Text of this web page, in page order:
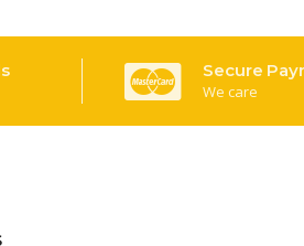
Secure
We care